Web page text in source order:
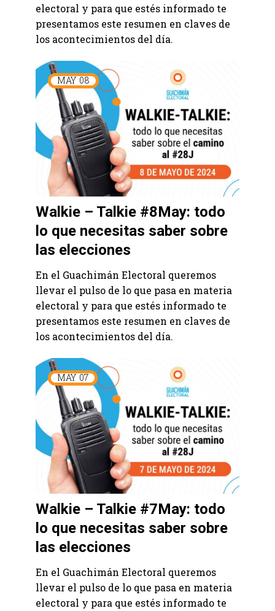
electoral y para que estés informado te
presentamos este resumen en claves de
los acontecimientos del día.
MAY 08
Walkie – Talkie #8May: todo
lo que necesitas saber sobre
las elecciones
En el Guachimán Electoral queremos
llevar el pulso de lo que pasa en materia
electoral y para que estés informado te
presentamos este resumen en claves de
los acontecimientos del día.
MAY 07
Walkie – Talkie #7May: todo
lo que necesitas saber sobre
las elecciones
En el Guachimán Electoral queremos
llevar el pulso de lo que pasa en materia
electoral y para que estés informado te